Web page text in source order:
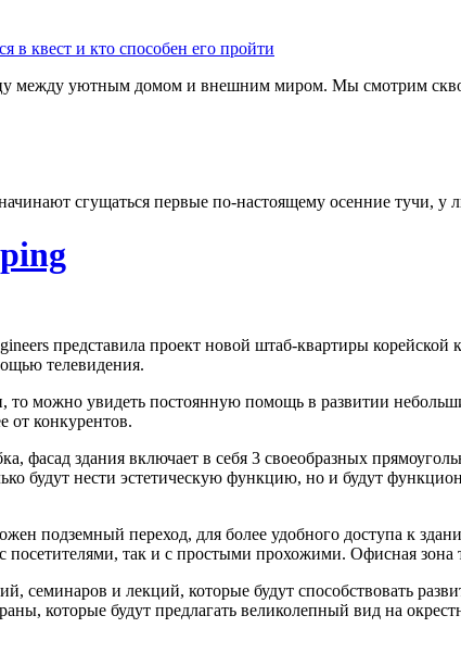
между уютным домом и внешним миром. Мы смотрим
сгущаться первые по-настоящему осенние тучи, у
представила проект новой штаб-квартиры
телевидения.
то можно увидеть постоянную помощь в развитии
от конкурентов.
фасад здания включает в себя 3 своеобразных
будут нести эстетическую функцию, но и будут
подземный переход, для более удобного доступа к
посетителями, так и с простыми прохожими. Офисная зона
семинаров и лекций, которые будут способствовать
которые будут предлагать великолепный вид на